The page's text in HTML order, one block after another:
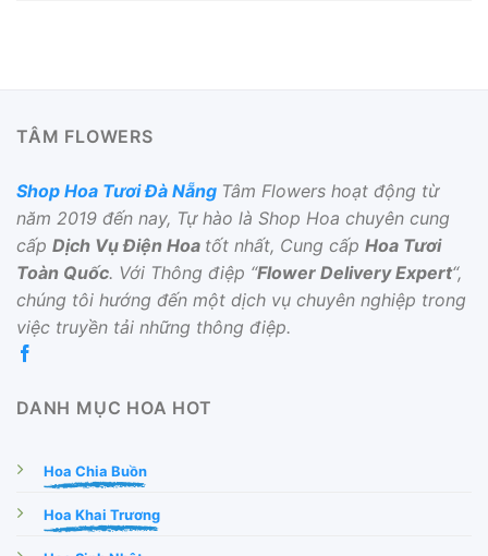
TÂM FLOWERS
Shop Hoa Tươi Đà Nẵng Tâm Flowers hoạt động từ
năm 2019 đến nay, Tự hào là Shop Hoa chuyên cung
cấp Dịch Vụ Điện Hoa tốt nhất, Cung cấp Hoa Tươi
Toàn Quốc. Với Thông điệp “Flower Delivery Expert“,
chúng tôi hướng đến một dịch vụ chuyên nghiệp trong
việc truyền tải những thông điệp.
DANH MỤC HOA HOT
Hoa Chia Buồn
Hoa Khai Trương